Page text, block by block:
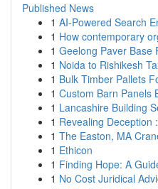
Published News
1 AI-Powered Search
1 How contemporary
1 Geelong Paver Base
1 Noida to Rishikesh
1 Bulk Timber Pallets
1 Custom Barn Panels
1 Lancashire Building
1 Revealing Deception
1 The Easton, MA
1 Ethicon
1 Finding Hope: A
1 No Cost Juridical